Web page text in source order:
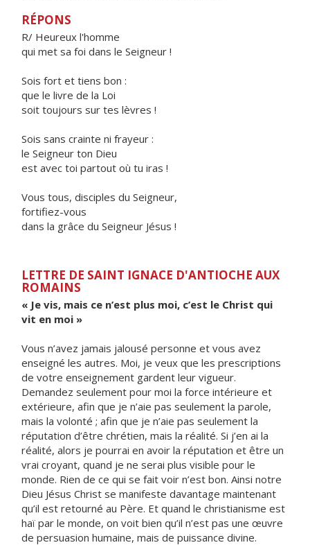
RÉPONS
R/ Heureux l'homme
qui met sa foi dans le Seigneur !
Sois fort et tiens bon :
que le livre de la Loi
soit toujours sur tes lèvres !
Sois sans crainte ni frayeur :
le Seigneur ton Dieu
est avec toi partout où tu iras !
Vous tous, disciples du Seigneur,
fortifiez-vous
dans la grâce du Seigneur Jésus !
LETTRE DE SAINT IGNACE D'ANTIOCHE AUX
ROMAINS
« Je vis, mais ce n’est plus moi, c’est le Christ qui
vit en moi »
Vous n’avez jamais jalousé personne et vous avez
enseigné les autres. Moi, je veux que les prescriptions
de votre enseignement gardent leur vigueur.
Demandez seulement pour moi la force intérieure et
extérieure, afin que je n’aie pas seulement la parole,
mais la volonté ; afin que je n’aie pas seulement la
réputation d’être chrétien, mais la réalité. Si j’en ai la
réalité, alors je pourrai en avoir la réputation et être un
vrai croyant, quand je ne serai plus visible pour le
monde. Rien de ce qui se fait voir n’est bon. Ainsi notre
Dieu Jésus Christ se manifeste davantage maintenant
qu’il est retourné au Père. Et quand le christianisme est
haï par le monde, on voit bien qu’il n’est pas une œuvre
de persuasion humaine, mais de puissance divine.